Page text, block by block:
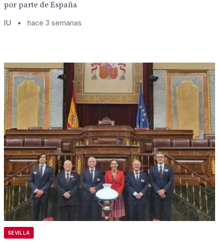
por parte de España
IU • hace 3 semanas
SEVILLA